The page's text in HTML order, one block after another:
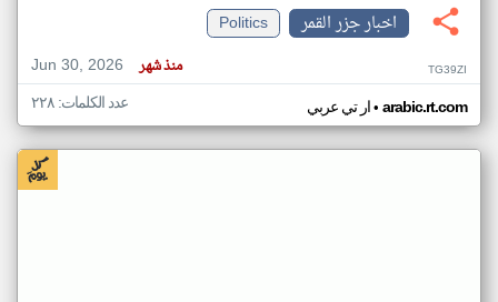
اخبار جزر القمر
Politics
Jun 30, 2026
منذ شهر TG39ZI
ار تي عربي• arabic.rt.com عدد الكلمات: ٢٢٨